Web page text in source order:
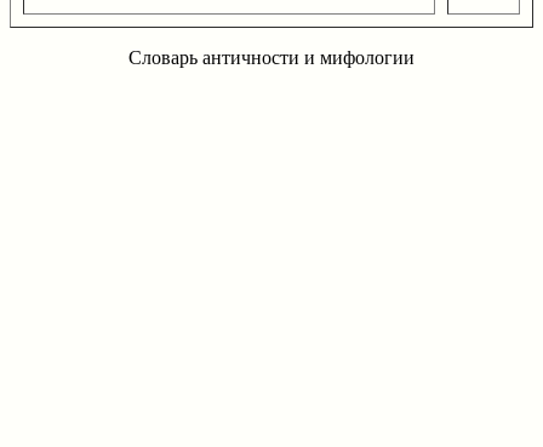
Словарь античности и мифологии